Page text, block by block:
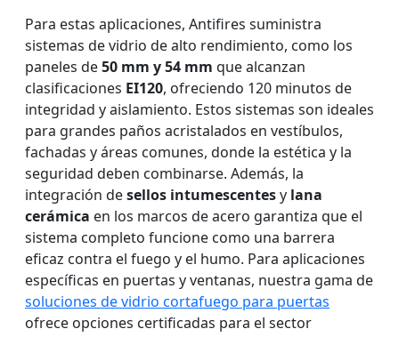
Para estas aplicaciones, Antifires suministra
sistemas de vidrio de alto rendimiento, como los
paneles de50 mm y 54 mm que alcanzan
clasificaciones EI120, ofreciendo 120 minutos de
integridad y aislamiento. Estos sistemas son ideales
para grandes paños acristalados en vestíbulos,
fachadas y áreas comunes, donde la estética y la
seguridad deben combinarse. Además, la
integración desellos intumescentesy lana
cerámica en los marcos de acero garantiza que el
sistema completo funcione como una barrera
eficaz contra el fuego y el humo. Para aplicaciones
específicas en puertas y ventanas, nuestra gama de
soluciones de vidrio cortafuego para puertas
ofrece opciones certificadas para el sector